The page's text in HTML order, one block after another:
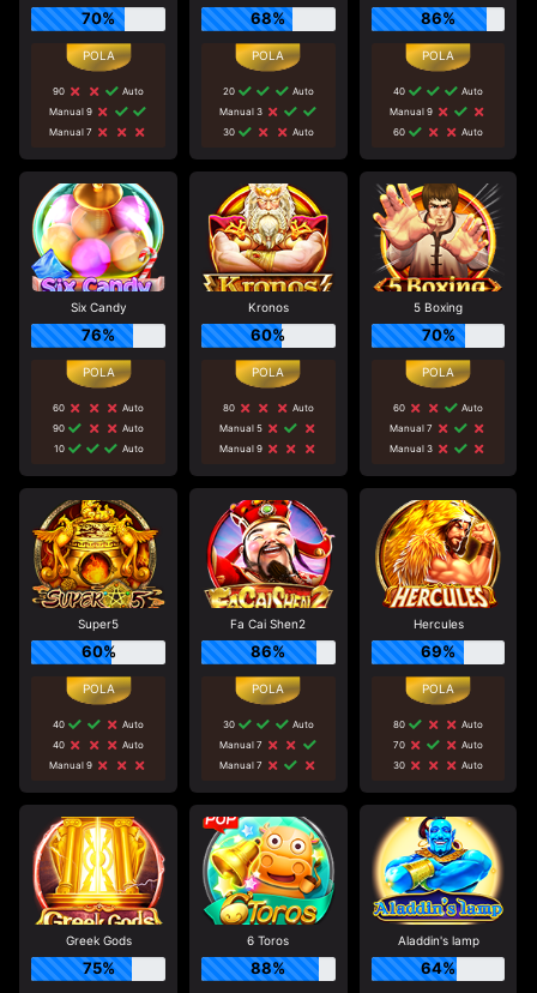
70%
90
Auto
Manual 9
Manual 7
68%
20
Auto
Manual 3
30
Auto
86%
40
Auto
Manual 9
60
Auto
Six Candy
76%
60
Auto
90
Auto
10
Auto
Kronos
60%
80
Auto
Manual 5
Manual 9
5 Boxing
70%
60
Auto
Manual 7
Manual 3
Super5
60%
40
Auto
40
Auto
Manual 9
Fa Cai Shen2
86%
30
Auto
Manual 7
Manual 7
Hercules
69%
80
Auto
70
Auto
30
Auto
Greek Gods
75%
6 Toros
88%
Aladdin's lamp
64%